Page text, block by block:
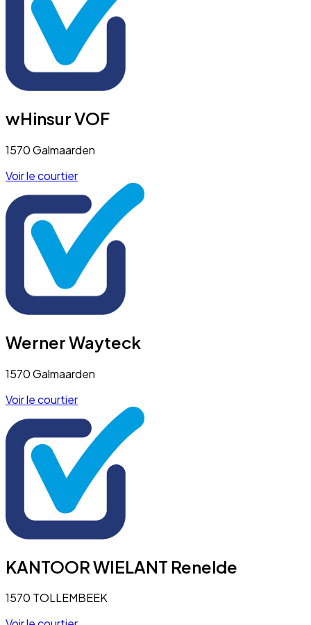
wHinsur VOF
1570 Galmaarden
Voir le courtier
Werner Wayteck
1570 Galmaarden
Voir le courtier
KANTOOR WIELANT Renelde
1570 TOLLEMBEEK